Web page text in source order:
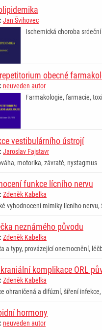
Jan Švihovec
Ischemická choroba
obecné
neuveden autor
Farmakologie, farmacie,
vestibulárního ústrojí
Jaroslav Fajstavr
motorika, závratě, nystagmus
funkce lícního nervu
Zdeněk Kabelka
vyhodnocení mimiky lícního
neznámého původu
Zdeněk Kabelka
a typy, provázející onemocnění,
komplikace ORL
Zdeněk Kabelka
ohraničená a difúzní, šíření
hormony
neuveden autor